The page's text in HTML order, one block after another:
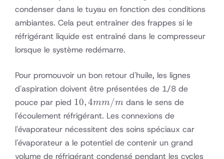
condenser dans le tuyau en fonction des conditions
ambiantes. Cela peut entraîner des frappes si le
réfrigérant liquide est entraîné dans le compresseur
lorsque le système redémarre.
Pour promouvoir un bon retour d'huile, les lignes
d'aspiration doivent être présentées de 1/8 de
pouce par pied 10,4
mm
/ m
10,4mm/m dans le sens de
l'écoulement réfrigérant. Les connexions de
l'évaporateur nécessitent des soins spéciaux car
l'évaporateur a le potentiel de contenir un grand
volume de réfrigérant condensé pendant les cycles